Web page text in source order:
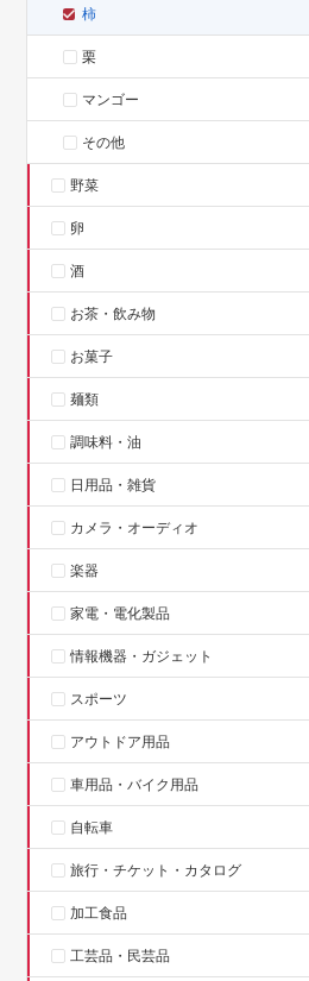
柿
栗
マンゴー
その他
野菜
卵
酒
お茶・飲み物
お菓子
麺類
調味料・油
日用品・雑貨
カメラ・オーディオ
楽器
家電・電化製品
情報機器・ガジェット
スポーツ
アウトドア用品
車用品・バイク用品
自転車
旅行・チケット・カタログ
加工食品
工芸品・民芸品